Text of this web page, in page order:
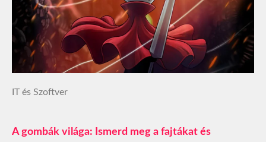
IT és Szoftver
A gombák világa: Ismerd meg a fajtákat és